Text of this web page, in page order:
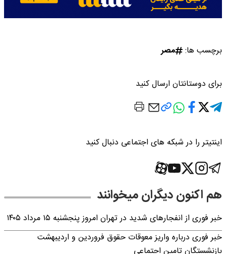
برچسب ها: مصر
برای دوستانتان ارسال کنید
اینتیتر را در شبکه های اجتماعی دنبال کنید
هم اکنون دیگران میخوانند
خبر فوری از انفجارهای شدید در تهران امروز پنجشنبه ۱۵ مرداد ۱۴۰۵
خبر فوری درباره واریز معوقات حقوق فروردین و اردیبهشت
بازنشستگان تامین اجتماعی